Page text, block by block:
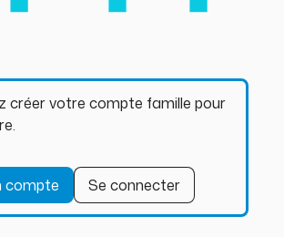
créer votre compte famille pour
compte Se connecter